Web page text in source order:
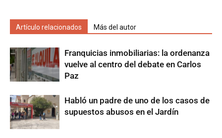
Artículo relacionados Más del autor
Franquicias inmobiliarias: la ordenanza
vuelve al centro del debate en Carlos
Paz
Habló un padre de uno de los casos de
supuestos abusos en el Jardín